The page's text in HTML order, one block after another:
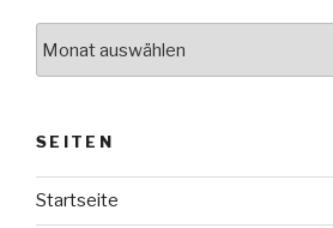
SEITEN
Startseite